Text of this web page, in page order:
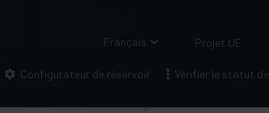
Projet UE
Configurateur de réservoir Vérifier le statut